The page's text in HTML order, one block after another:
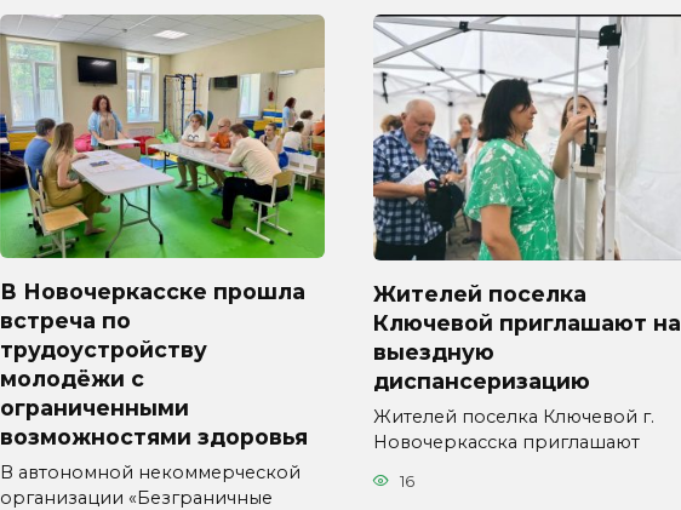
В Новочеркасске прошла
встреча по
трудоустройству
молодёжи с
ограниченными
возможностями здоровья
В автономной некоммерческой
организации «Безграничные
Жителей поселка
Ключевой приглашают на
выездную
диспансеризацию
Жителей поселка Ключевой г.
Новочеркасска приглашают
16